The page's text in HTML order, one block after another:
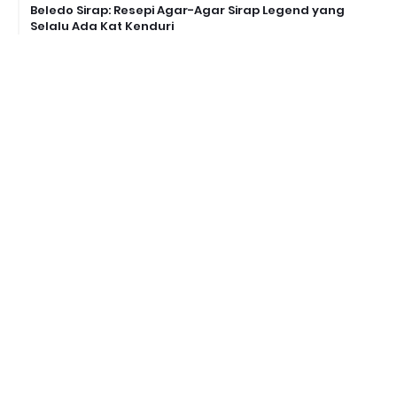
Beledo Sirap: Resepi Agar-Agar Sirap Legend yang
Selalu Ada Kat Kenduri